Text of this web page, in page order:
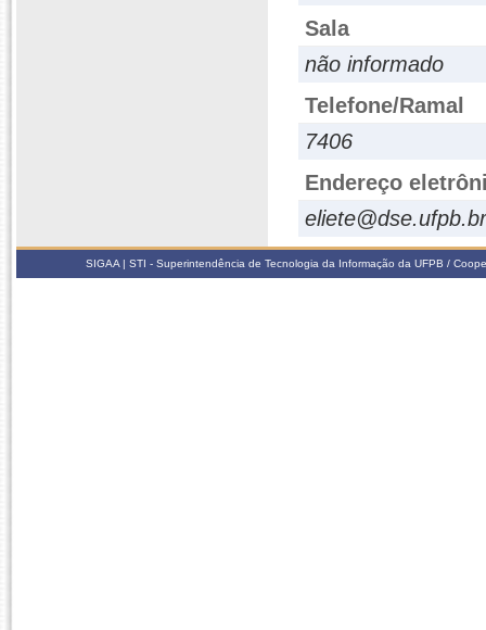
Sala
não informado
Telefone/Ramal
7406
Endereço
eliete@dse.ufpb.br
SIGAA | STI - Superintendência de Tecnologia da Informação da UFPB /